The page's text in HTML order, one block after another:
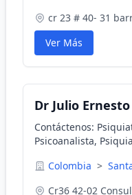
cr 23 # 40- 31
Ver Más
Dr Julio
Contáctenos:
Psicoanalista,
Psicoterapia,
Colombia >
Cr36 42-02